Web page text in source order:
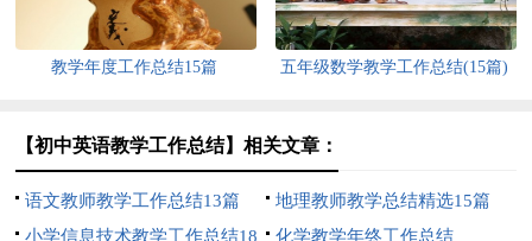
教学年度工作总结15篇 五年级数学教学工作总结(15篇)
【初中英语教学工作总结】相关文章：
语文教师教学工作总结13篇
地理教师教学总结精选15篇
小学信息技术教学工作总结18
化学教学年终工作总结